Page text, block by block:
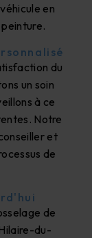
en
du
un soin
à ce
Notre
et
de
de
du-